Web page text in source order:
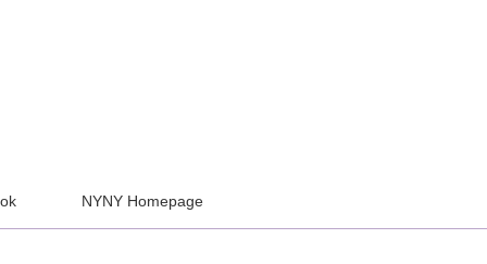
NYNY Homepage